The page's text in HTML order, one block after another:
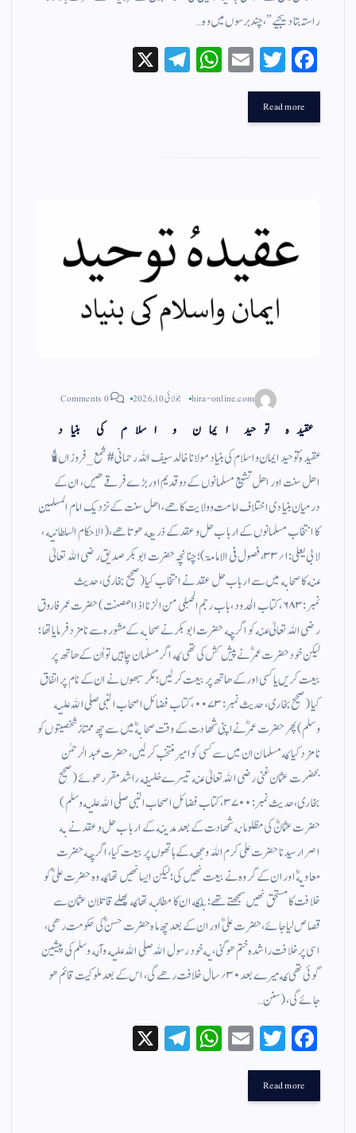
راستہ بتا دیجیے”، چند برسوں میں وہ…
Fa
ce
bo
ok
T
wi
r
E
m
W
ha
Te
le
Read more
hira-online.com جولائی 10, 2026 0 Comments
عقیدہ توحید ایمان و اسلام کی بنیاد
عقیدهٔ توحید ایمان واسلام كی بنیاد مولانا خالد سیف اللہ رحمانی ‏‎#شمع_فروزاں🕯
اهل سنت اور اهل تشیع مسلمانوں كے دو قدیم اور بڑے فرقے هیں، ان كے
درمیان بنیادی اختلاف امامت وولایت كا هے، اهل سنت كے نزدیك امام المسلمین
كا انتخاب مسلمانوں كے ارباب حل وعقد كے ذریعه هوتا هے، (الاحكام السلطانیه،
لابی یعلی:۱؍۳۳، فصول فی الامامۃ)؛ چنانچہ حضرت ابو بكر صدیق رضی الله تعالیٰ
عنه كا صحابه میں سے ارباب حل عقد نے انتخاب كیا (صحیح بخاری، حدیث
نمبر: ۶۸۳، كتاب الحدود، باب رجم الحبلی من الزنا اذا احصنت) حضرت عمر فاروق
رضی الله تعالیٰ عنه كو اگرچه حضرت ابو بكر نے صحابه كے مشوره سے نامزد فرمایا تھا؛
لیكن خود حضرت عمر ؓ نے پیش كش كی تھی كه اگر مسلمان چاہیں تو اُن كے هاتھ پر
بیعت كریں یا كسی اور كے هاتھ پر بیعت كر لیں؛ مگر سبھوں نے ان كے نام پر اتفاق
كیا (صحیح بخاری، حدیث نمبر: ۰۰۷۳، كتاب فضائل اصحاب النبی صلی الله علیه
وسلم ) پھر حضرت عمرؓ نے اپنی شهادت كے وقت صحابهؓ میں سے چھ ممتاز شخصیتوں كو
نامزد كیا كه مسلمان ان میں سے كسی كو امیر منتخب كر لیں، حضرت عبد الرحمٰن
بحضرت عثمان غنی رضی الله تعالیٰ عنه تیسرے خلیفه راشد مقرر هوئے (صحیح
بخاری، حدیث نمبر: ۳۷۰۰، كتاب فضائل اصحاب النبی صلی الله علیه وسلم )
حضرت عثمانؓ كی مظلومانه شهادت كے بعد مدینه كے ارباب حل وعقد نے به
اصرار سیدنا حضرت علی كرم الله وجهه كے ہاتھوں پر بیعت كیا، اگرچه حضرت
معاویهؓ اور ان كے گروه نے بیعت نهیں كی؛ لیكن ایسا نهیں تھا كه وه حضرت علی ؓكو
خلافت كا مستحق نهیں سمجھتے تھے؛ بلكه ان كا مطالبه تھا كه پهلے قاتلان عثمان سے
قصاص لیا جائے، حضرت علی ؓ اور ان كے بعد چھ ماه حضرت حسن ؓكی حكومت رهی،
اسی پر خلافت راشده ختم هوگئی، یه خود رسول الله صلی الله علیه وآله وسلم كی پیشین
گوئی تھی كه میرے بعد ۳۰؍ سال خلافت رهے گی، اس كے بعد ملوكیت قائم هو
جائے گی، (سنن…
Fa
ce
bo
ok
T
wi
r
E
m
W
ha
Te
le
Read more